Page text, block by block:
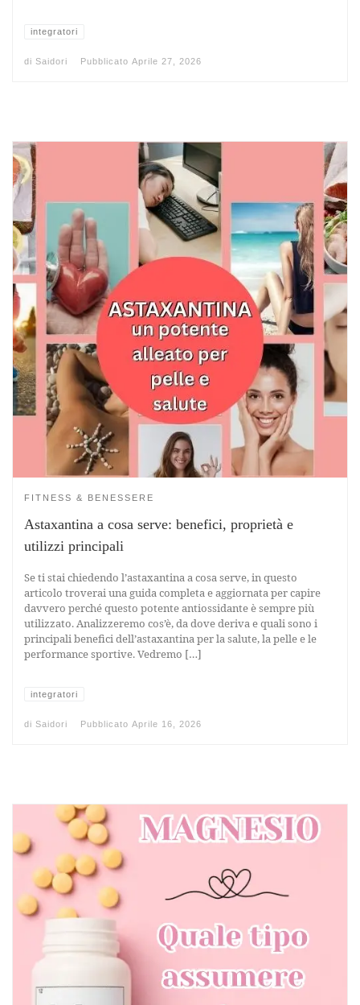
integratori
di Saidori Pubblicato Aprile 27, 2026
FITNESS & BENESSERE
Astaxantina a cosa serve: benefici, proprietà e
utilizzi principali
Se ti stai chiedendo l’astaxantina a cosa serve, in questo
articolo troverai una guida completa e aggiornata per capire
davvero perché questo potente antiossidante è sempre più
utilizzato. Analizzeremo cos’è, da dove deriva e quali sono i
principali benefici dell’astaxantina per la salute, la pelle e le
performance sportive. Vedremo […]
integratori
di Saidori Pubblicato Aprile 16, 2026